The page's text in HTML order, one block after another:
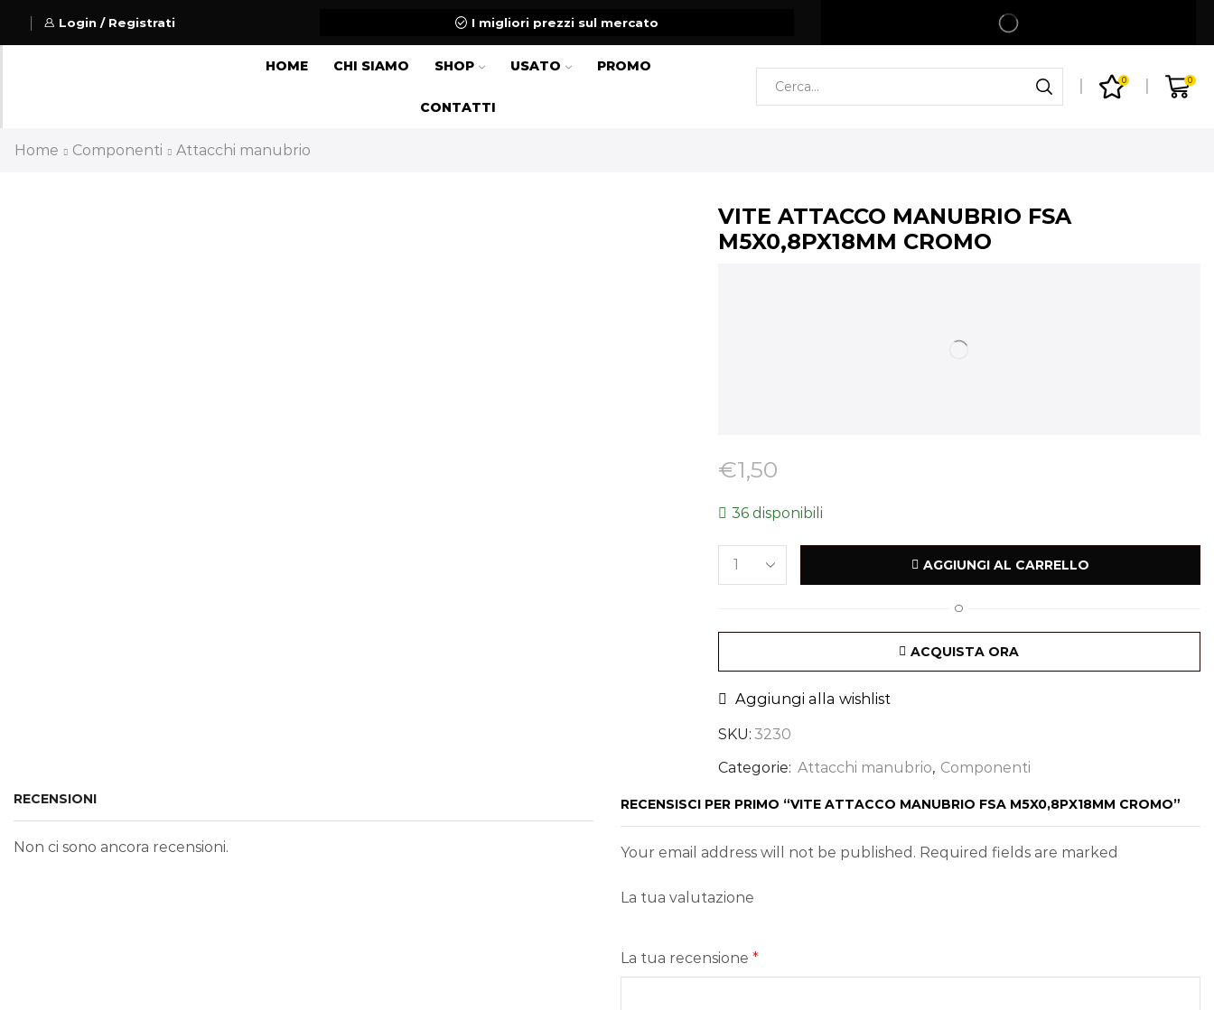
Login / Registrati I migliori prezzi sul mercato Spedizione gratuita per ordini superiori a 99€
HOME CHI SIAMO SHOP USATO PROMO
CONTATTI
0 0
Home Componenti Attacchi manubrio
VITE ATTACCO MANUBRIO FSA
M5X0,8PX18MM CROMO
€1,50
36 disponibili
AGGIUNGI AL CARRELLO
O
ACQUISTA ORA
Aggiungi alla wishlist
SKU: 3230
Categorie: Attacchi manubrio, Componenti
RECENSIONI
Non ci sono ancora recensioni.
RECENSISCI PER PRIMO “VITE ATTACCO MANUBRIO FSA M5X0,8PX18MM CROMO”
Your email address will not be published. Required fields are marked
La tua valutazione
La tua recensione *